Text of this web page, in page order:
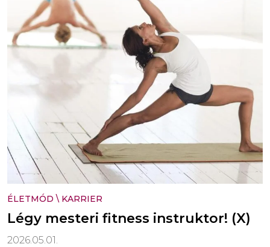
ÉLETMÓD \ KARRIER
Légy mesteri fitness instruktor! (X)
2026.05.01.